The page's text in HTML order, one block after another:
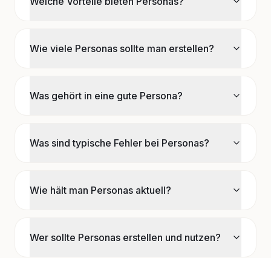
Wie viele Personas sollte man erstellen?
Was gehört in eine gute Persona?
Was sind typische Fehler bei Personas?
Wie hält man Personas aktuell?
Wer sollte Personas erstellen und nutzen?